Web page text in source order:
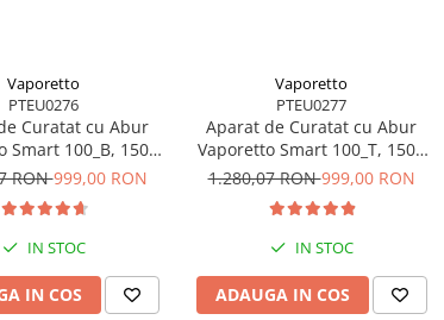
Vaporetto
PTEU0276
Curatat cu Abur
Smart 100_B, 1500
Bar, 110 gr/min,
RON999,00 RON
IN STOC
IN COS
Vaporetto
PTEU0277
Aparat de Curatat cu Abur
Vaporetto Smart 100_T, 1500
W, 2 l, 4 Bar, 110 gr/min,
1.280,07 RON999,00 RON
IN STOC
ADAUGA IN COS